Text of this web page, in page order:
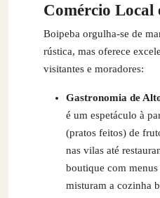
Comércio
Boipeba orgulha-se de
rústica, mas oferece
visitantes e moradores:
Gastronomia de
é um espetáculo à
(pratos feitos) de
nas vilas até
boutique com
misturam a cozinha